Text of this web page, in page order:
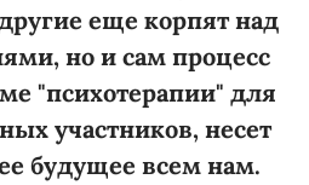
еще корпят над
но и сам процесс
"психотерапии" для
участников, несет
будущее всем нам.